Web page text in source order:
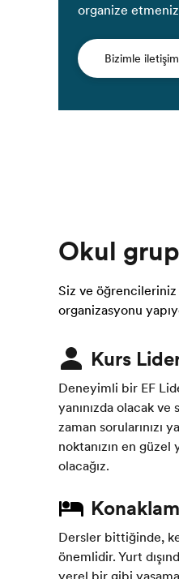
organize
Bizimle
Okul
Siz ve
organizasyonu
Kurs
Deneyimli bir EF
yanınızda olacak
zaman sorularınızı
noktanızın en
olacağız.
Dersler bittiğinde,
önemlidir. Yurt